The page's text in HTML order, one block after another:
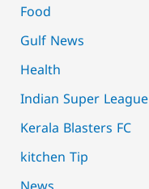
Food
Gulf News
Health
Indian Super League
Kerala Blasters FC
kitchen Tip